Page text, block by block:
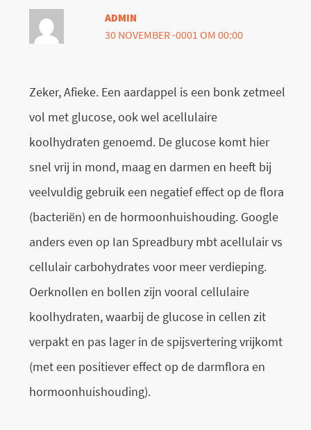
ADMIN
30 NOVEMBER -0001 OM 00:00
Zeker, Afieke. Een aardappel is een bonk zetmeel
vol met glucose, ook wel acellulaire
koolhydraten genoemd. De glucose komt hier
snel vrij in mond, maag en darmen en heeft bij
veelvuldig gebruik een negatief effect op de flora
(bacteriën) en de hormoonhuishouding. Google
anders even op Ian Spreadbury mbt acellulair vs
cellulair carbohydrates voor meer verdieping.
Oerknollen en bollen zijn vooral cellulaire
koolhydraten, waarbij de glucose in cellen zit
verpakt en pas lager in de spijsvertering vrijkomt
(met een positiever effect op de darmflora en
hormoonhuishouding).